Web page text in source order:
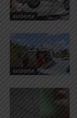
acidente
acidente